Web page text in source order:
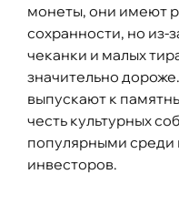
монеты, они имеют
сохранности, но из-
чеканки и малых
значительно
выпускают к
честь культурных
популярными среди
инвесторов.